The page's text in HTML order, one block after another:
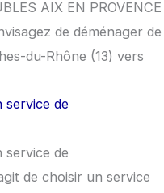
AIX EN PROVENCE
de déménager de
du-Rhône (13) vers
service de
service de
de choisir un service